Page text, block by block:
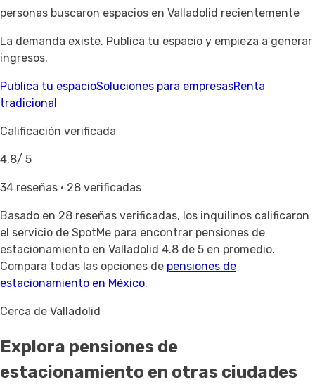
personas buscaron espacios en Valladolid recientemente
La demanda existe. Publica tu espacio y empieza a generar
ingresos.
Publica tu espacioSoluciones para empresasRenta
tradicional
Calificación verificada
4.8/ 5
34 reseñas · 28 verificadas
Basado en 28 reseñas verificadas, los inquilinos calificaron
el servicio de SpotMe para encontrar pensiones de
estacionamiento en Valladolid 4.8 de 5 en promedio.
Compara todas las opciones de pensiones de
estacionamiento en México.
Cerca de Valladolid
Explora pensiones de
estacionamiento en otras ciudades